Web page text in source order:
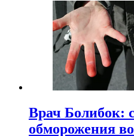
Врач Болибок:
обморожения